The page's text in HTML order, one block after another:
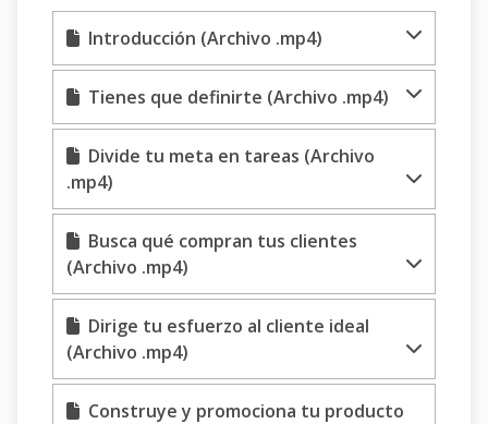
Introducción (Archivo .mp4)
Tienes que definirte (Archivo .mp4)
Divide tu meta en tareas (Archivo
.mp4)
Busca qué compran tus clientes
(Archivo .mp4)
Dirige tu esfuerzo al cliente ideal
(Archivo .mp4)
Construye y promociona tu producto